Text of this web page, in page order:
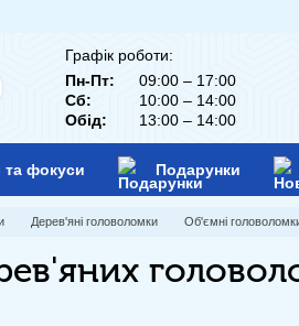
Графік роботи:
Пн-Пт:
09:00 – 17:00
Сб:
10:00 – 14:00
Обід:
13:00 – 14:00
та фокуси Подарунки
Дерев'яні головоломки Об'ємні